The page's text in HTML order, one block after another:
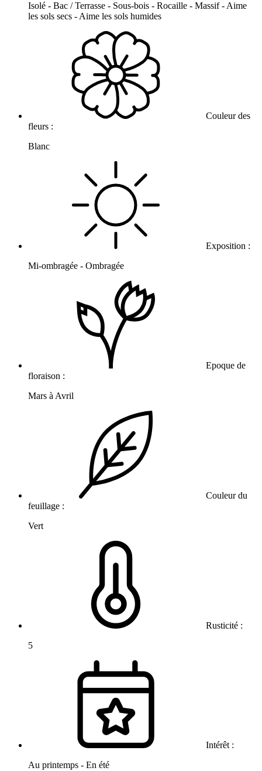
Isolé - Bac / Terrasse - Sous-bois - Rocaille - Massif - Aime
les sols secs - Aime les sols humides
Couleur des
fleurs :
Blanc
Exposition :
Mi-ombragée - Ombragée
Epoque de
floraison :
Mars à Avril
Couleur du
feuillage :
Vert
Rusticité :
5
Intérêt :
Au printemps - En été